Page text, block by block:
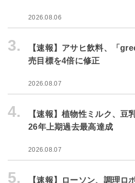
2026.08.06
3.
【速報】アサヒ飲料、「
売目標を4倍に修正
2026.08.07
4.
【速報】植物性ミルク、
26年上期過去最高達成
2026.08.07
5.
【速報】ローソン、調理